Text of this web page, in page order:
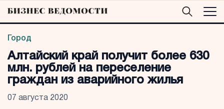
Город
Алтайский край получит более 630
млн. рублей на переселение
граждан из аварийного жилья
07 августа 2020